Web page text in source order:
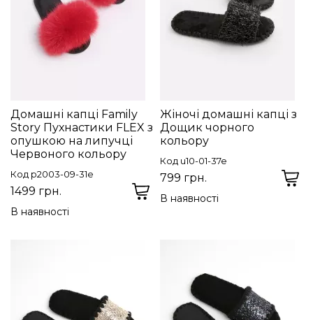
Домашні капці Family
Story Пухнастики FLEX з
опушкою на липучці
Червоного кольору
Код p2003-09-31e
1499 грн.
В наявності
Жіночі домашні капці з
Дощик чорного
кольору
Код u10-01-37e
799 грн.
В наявності